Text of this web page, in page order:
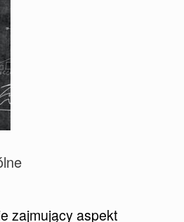
zajmujący aspekt